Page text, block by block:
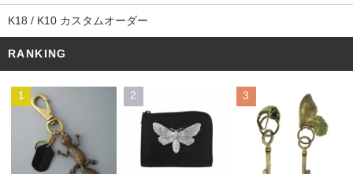
K18 / K10 カスタムオーダー
RANKING
1 2 3